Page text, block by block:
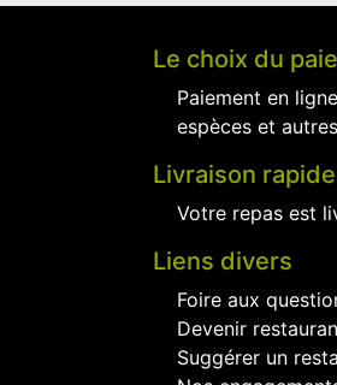
Le choix du
Paiement en
espèces et
Livraison rapide
Votre repas est
Liens divers
Foire aux
Devenir
Suggérer un